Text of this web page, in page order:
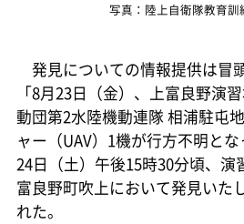
写真：陸上自衛隊教育訓
発見についての情報提供は冒
「8月23日（金）、上富良野演
動団第2水陸機動連隊 相浦駐屯
ャー（UAV）1機が行方不明と
24日（土）午後15時30分頃、演
富良野町吹上において発見いた
れた。